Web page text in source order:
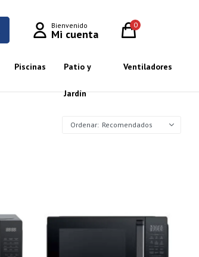
Piscinas Patio y
Jardín
Ventiladores
0
Recomendados